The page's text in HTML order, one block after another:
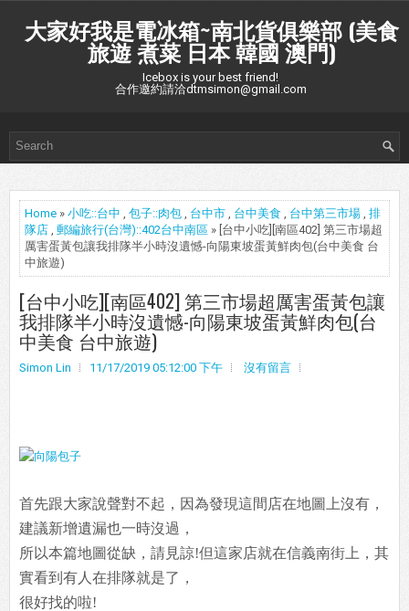
大家好我是電冰箱~南北貨俱樂部 (美食
旅遊 煮菜 日本 韓國 澳門)
Icebox is your best friend!
合作邀約請洽dtmsimon@gmail.com
Home » 小吃::台中 , 包子::肉包 , 台中市 , 台中美食 , 台中第三市場 , 排
隊店 , 郵編旅行(台灣)::402台中南區 » [台中小吃][南區402] 第三市場超
厲害蛋黃包讓我排隊半小時沒遺憾-向陽東坡蛋黃鮮肉包(台中美食 台
中旅遊)
[台中小吃][南區402] 第三市場超厲害蛋黃包讓
我排隊半小時沒遺憾-向陽東坡蛋黃鮮肉包(台
中美食 台中旅遊)
Simon Lin 11/17/2019 05:12:00 下午 沒有留言
首先跟大家說聲對不起，因為發現這間店在地圖上沒有，
建議新增遺漏也一時沒過，
所以本篇地圖從缺，請見諒!但這家店就在信義南街上，其
實看到有人在排隊就是了，
很好找的啦!